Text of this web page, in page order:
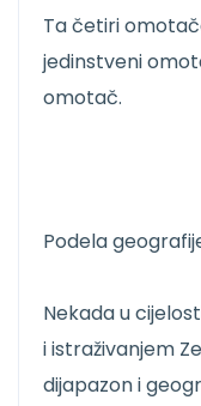
Ta četiri
jedinstveni
omotač.
Podela
Nekada u
i istraživanjem
dijapazon i